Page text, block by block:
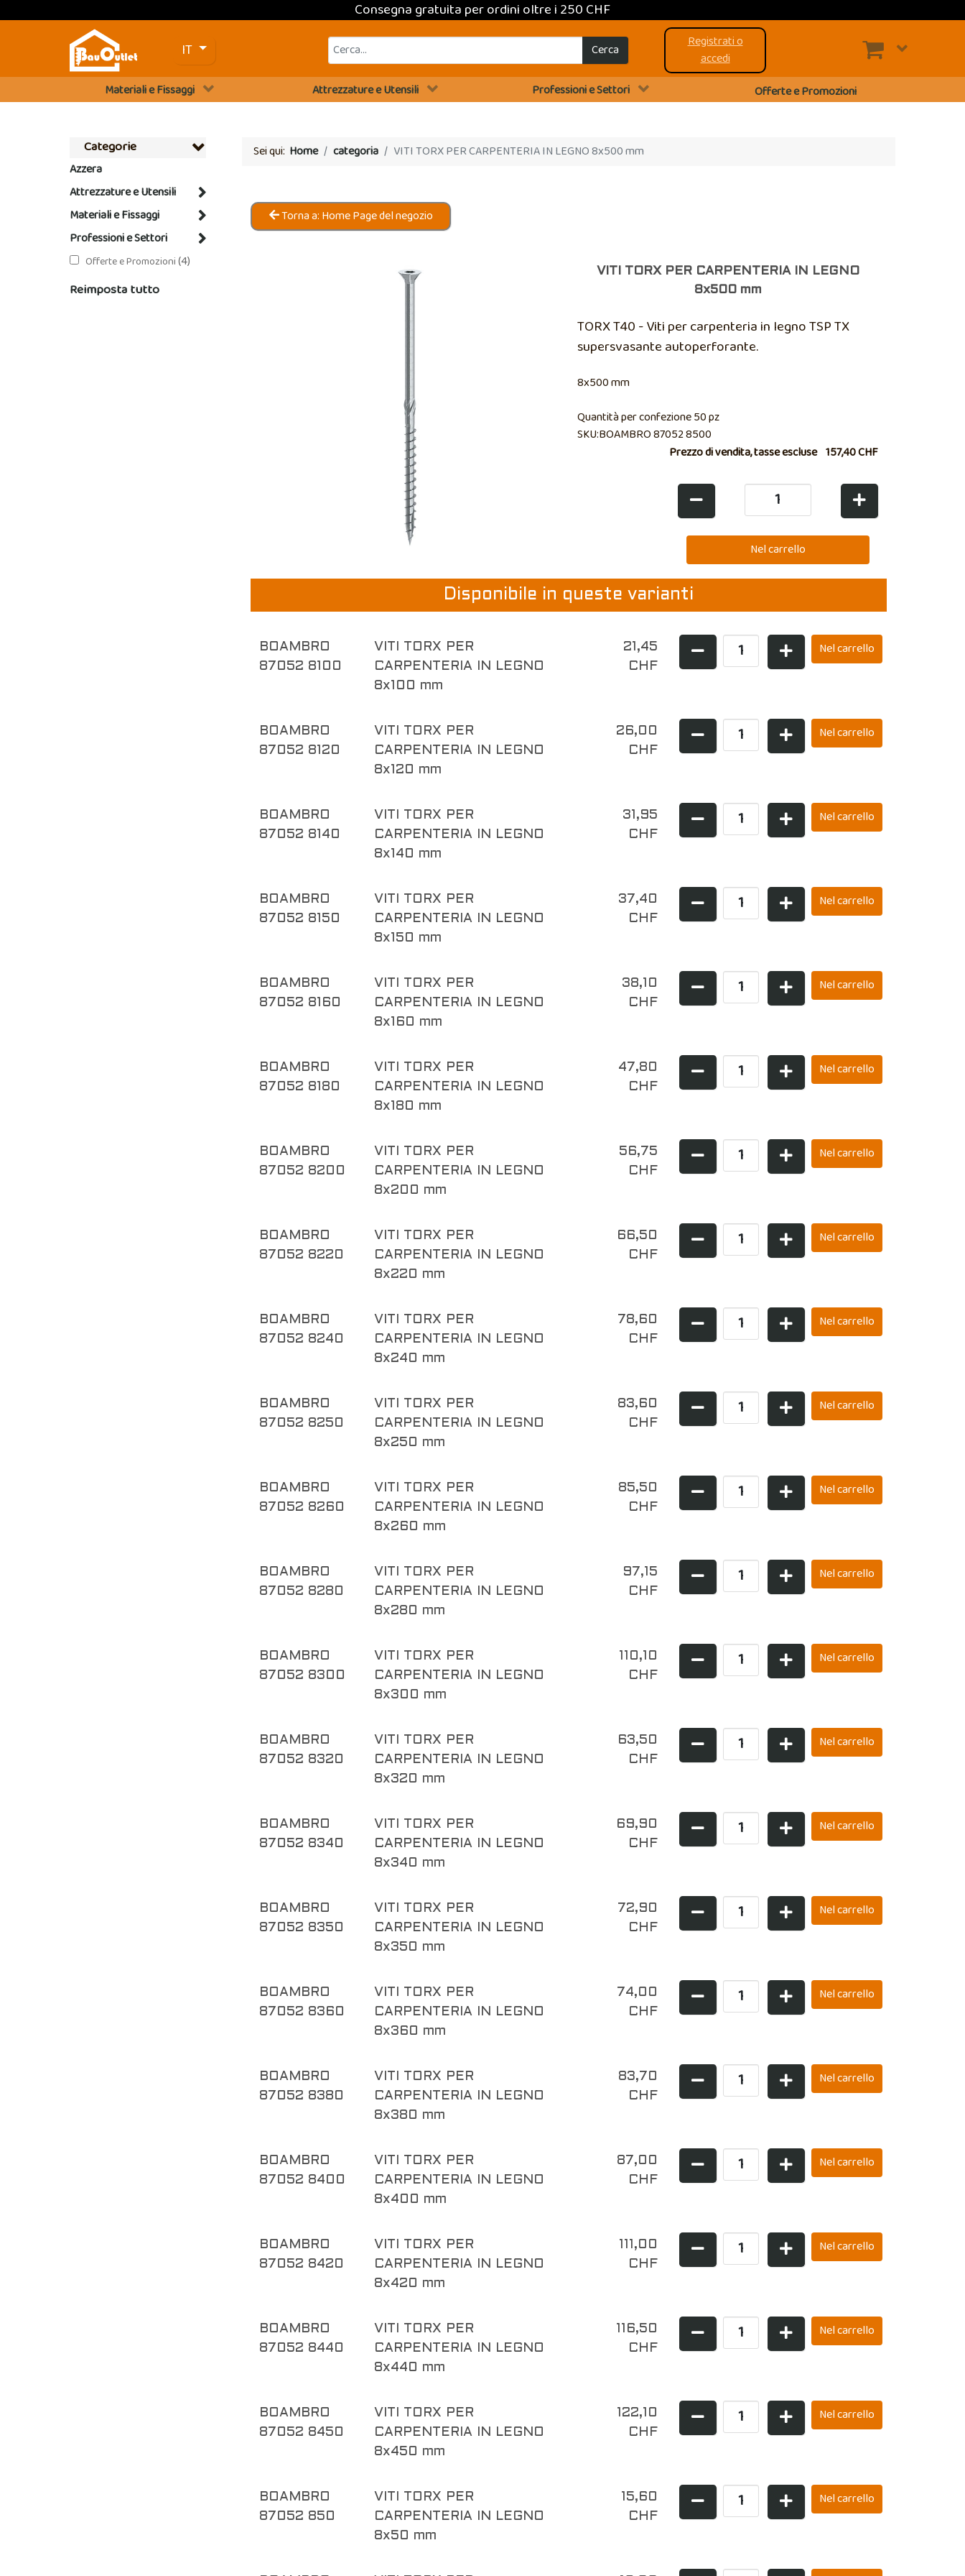
Consegna gratuita per ordini oltre i 250 CHF
Seleziona la tua lingua
IT Cerca
Registrati o
accedi
Materiali e Fissaggi
Attrezzature e Utensili Professioni e Settori Offerte e Promozioni
Categorie
Azzera
Attrezzature e Utensili
Materiali e Fissaggi
Professioni e Settori
Offerte e Promozioni(4)
Reimposta tutto
Sei qui: Home categoria VITI TORX PER CARPENTERIA IN LEGNO 8x500 mm
Torna a: Home Page del negozio
VITI TORX PER CARPENTERIA IN LEGNO
8x500 mm
TORX T40 - Viti per carpenteria in legno TSP TX
supersvasante autoperforante.
8x500 mm
Quantità per confezione 50 pz
SKU:BOAMBRO 87052 8500
Prezzo di vendita, tasse escluse 157,40 CHF
Disponibile in queste varianti
BOAMBRO
87052 8100
VITI TORX PER
CARPENTERIA IN LEGNO
8x100 mm
21,45
CHF
BOAMBRO
87052 8120
VITI TORX PER
CARPENTERIA IN LEGNO
8x120 mm
26,00
CHF
BOAMBRO
87052 8140
VITI TORX PER
CARPENTERIA IN LEGNO
8x140 mm
31,95
CHF
BOAMBRO
87052 8150
VITI TORX PER
CARPENTERIA IN LEGNO
8x150 mm
37,40
CHF
BOAMBRO
87052 8160
VITI TORX PER
CARPENTERIA IN LEGNO
8x160 mm
38,10
CHF
BOAMBRO
87052 8180
VITI TORX PER
CARPENTERIA IN LEGNO
8x180 mm
47,80
CHF
BOAMBRO
87052 8200
VITI TORX PER
CARPENTERIA IN LEGNO
8x200 mm
56,75
CHF
BOAMBRO
87052 8220
VITI TORX PER
CARPENTERIA IN LEGNO
8x220 mm
66,50
CHF
BOAMBRO
87052 8240
VITI TORX PER
CARPENTERIA IN LEGNO
8x240 mm
78,60
CHF
BOAMBRO
87052 8250
VITI TORX PER
CARPENTERIA IN LEGNO
8x250 mm
83,60
CHF
BOAMBRO
87052 8260
VITI TORX PER
CARPENTERIA IN LEGNO
8x260 mm
85,50
CHF
BOAMBRO
87052 8280
VITI TORX PER
CARPENTERIA IN LEGNO
8x280 mm
97,15
CHF
BOAMBRO
87052 8300
VITI TORX PER
CARPENTERIA IN LEGNO
8x300 mm
110,10
CHF
BOAMBRO
87052 8320
VITI TORX PER
CARPENTERIA IN LEGNO
8x320 mm
63,50
CHF
BOAMBRO
87052 8340
VITI TORX PER
CARPENTERIA IN LEGNO
8x340 mm
69,90
CHF
BOAMBRO
87052 8350
VITI TORX PER
CARPENTERIA IN LEGNO
8x350 mm
72,90
CHF
BOAMBRO
87052 8360
VITI TORX PER
CARPENTERIA IN LEGNO
8x360 mm
74,00
CHF
BOAMBRO
87052 8380
VITI TORX PER
CARPENTERIA IN LEGNO
8x380 mm
83,70
CHF
BOAMBRO
87052 8400
VITI TORX PER
CARPENTERIA IN LEGNO
8x400 mm
87,00
CHF
BOAMBRO
87052 8420
VITI TORX PER
CARPENTERIA IN LEGNO
8x420 mm
111,00
CHF
BOAMBRO
87052 8440
VITI TORX PER
CARPENTERIA IN LEGNO
8x440 mm
116,50
CHF
BOAMBRO
87052 8450
VITI TORX PER
CARPENTERIA IN LEGNO
8x450 mm
122,10
CHF
BOAMBRO
87052 850
VITI TORX PER
CARPENTERIA IN LEGNO
8x50 mm
15,60
CHF